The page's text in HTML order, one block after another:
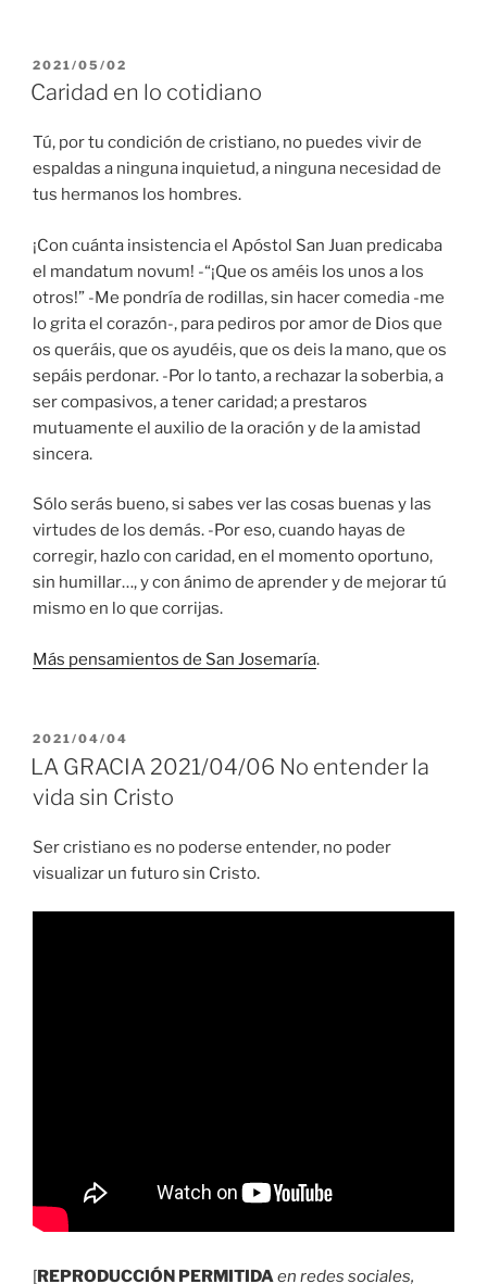
PUBLICADO
EL
2021/05/02
Caridad en lo cotidiano
Tú, por tu condición de cristiano, no puedes vivir de
espaldas a ninguna inquietud, a ninguna necesidad de
tus hermanos los hombres.
¡Con cuánta insistencia el Apóstol San Juan predicaba
el mandatum novum! -“¡Que os améis los unos a los
otros!” -Me pondría de rodillas, sin hacer comedia -me
lo grita el corazón-, para pediros por amor de Dios que
os queráis, que os ayudéis, que os deis la mano, que os
sepáis perdonar. -Por lo tanto, a rechazar la soberbia, a
ser compasivos, a tener caridad; a prestaros
mutuamente el auxilio de la oración y de la amistad
sincera.
Sólo serás bueno, si sabes ver las cosas buenas y las
virtudes de los demás. -Por eso, cuando hayas de
corregir, hazlo con caridad, en el momento oportuno,
sin humillar…, y con ánimo de aprender y de mejorar tú
mismo en lo que corrijas.
Más pensamientos de San Josemaría.
PUBLICADO
EL
2021/04/04
LA GRACIA 2021/04/06 No entender la
vida sin Cristo
Ser cristiano es no poderse entender, no poder
visualizar un futuro sin Cristo.
[REPRODUCCIÓN PERMITIDAen redes sociales,